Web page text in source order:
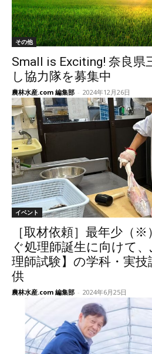
その他
Small is Exciting! 奈良県
し協力隊を募集中
農林水産.com 編集部 - 2024年12月26日
イベント
［取材依頼］最年少（
ぐ処理師誕生に向けて
理師試験】の学科・実
供
農林水産.com 編集部 - 2024年6月25日